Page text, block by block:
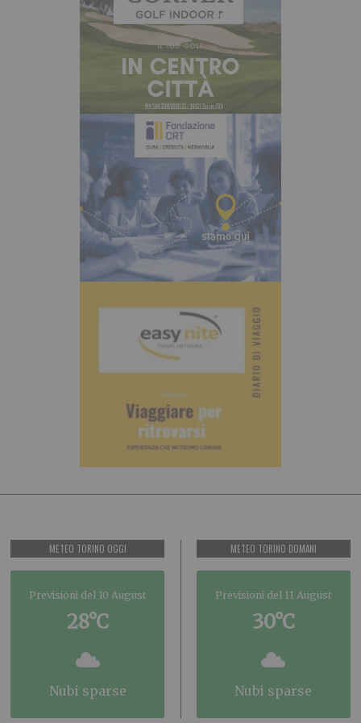
METEO TORINO OGGI
Previsioni del 10 August
28°C
nubi sparse
METEO TORINO DOMANI
Previsioni del 11 August
30°C
nubi sparse